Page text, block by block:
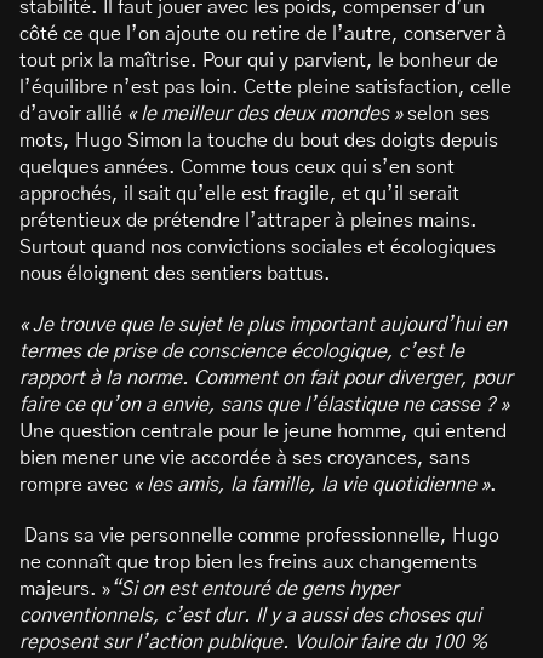
stabilité. Il faut jouer avec les poids, compenser d’un
côté ce que l’on ajoute ou retire de l’autre, conserver à
tout prix la maîtrise. Pour qui y parvient, le bonheur de
l’équilibre n’est pas loin. Cette pleine satisfaction, celle
d’avoir allié « le meilleur des deux mondes »selon ses
mots, Hugo Simon la touche du bout des doigts depuis
quelques années. Comme tous ceux qui s’en sont
approchés, il sait qu’elle est fragile, et qu’il serait
prétentieux de prétendre l’attraper à pleines mains.
Surtout quand nos convictions sociales et écologiques
nous éloignent des sentiers battus.
« Je trouve que le sujet le plus important aujourd’hui en
termes de prise de conscience écologique, c’est le
rapport à la norme. Comment on fait pour diverger, pour
faire ce qu’on a envie, sans que l’élastique ne casse ? »
Une question centrale pour le jeune homme, qui entend
bien mener une vie accordée à ses croyances, sans
rompre avec « les amis, la famille, la vie quotidienne ».
Dans sa vie personnelle comme professionnelle, Hugo
ne connaît que trop bien les freins aux changements
majeurs. »“Si on est entouré de gens hyper
conventionnels, c’est dur. Il y a aussi des choses qui
reposent sur l’action publique. Vouloir faire du 100 %